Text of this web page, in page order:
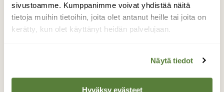
sivustoamme. Kumppanimme voivat yhdistää näitä
tietoja muihin tietoihin, joita olet antanut heille tai joita on
kerätty, kun olet käyttänyt heidän palvelujaan.
Näytä tiedot
Hyväksy evästeet
Kurkiseuranta MATKALLA: Kirimme
kurkimuuton edelle Unkarissa